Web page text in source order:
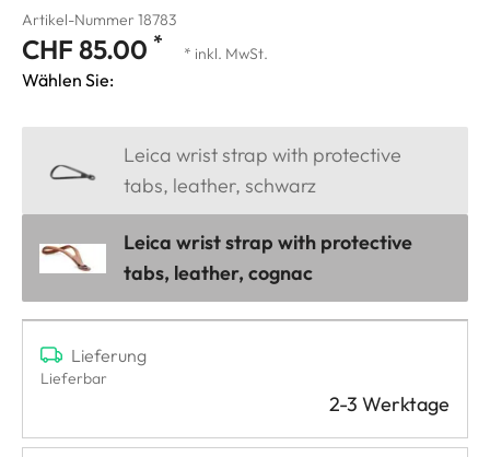
Artikel-Nummer 18783
CHF 85.00 * * inkl. MwSt.
Wählen Sie:
Leica wrist strap with protective
tabs, leather, schwarz
Leica wrist strap with protective
tabs, leather, cognac
Lieferung
Lieferbar
2-3 Werktage